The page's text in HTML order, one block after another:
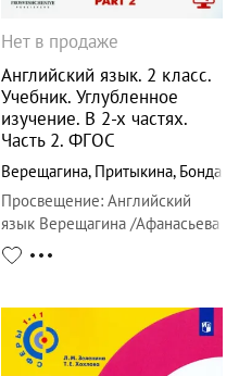
Нет в продаже
Английский язык. 2 класс.
Учебник. Углубленное
изучение. В 2-х частях.
Часть 2. ФГОС
Верещагина, Притыкина,
Просвещение: Английский
язык Верещагина /Афанасьева